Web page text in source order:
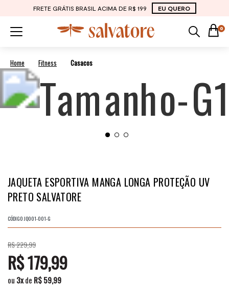
FRETE GRÁTIS BRASIL ACIMA DE R$ 199 EU QUERO
0
Fitness Casacos
JAQUETA ESPORTIVA MANGA LONGA PROTEÇÃO UV
PRETO SALVATORE
CÓDIGO JQ001-001-G
R$ 229,99
R$ 179,99
ou 3xde R$ 59,99